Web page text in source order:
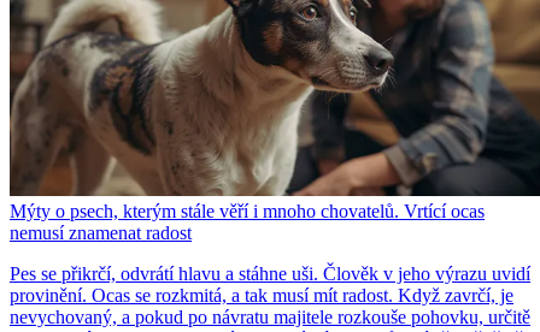
Mýty o psech, kterým stále věří i mnoho chovatelů. Vrtící ocas
nemusí znamenat radost
Pes se přikrčí, odvrátí hlavu a stáhne uši. Člověk v jeho výrazu uvidí
provinění. Ocas se rozkmitá, a tak musí mít radost. Když zavrčí, je
nevychovaný, a pokud po návratu majitele rozkouše pohovku, určitě